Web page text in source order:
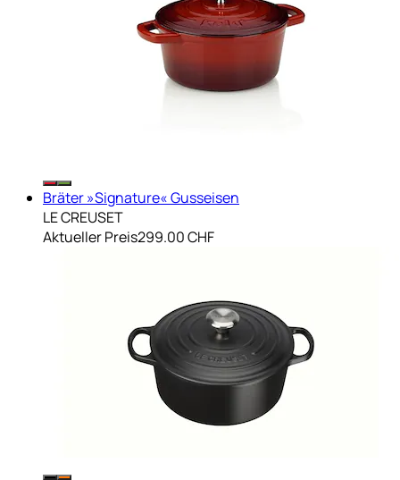
Bräter »Signature« Gusseisen
LE CREUSET
Aktueller Preis299.00 CHF